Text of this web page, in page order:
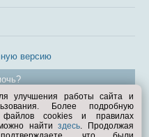
версию
улучшения работы сайта и
Более подробную
cookies и правилах
найтиздесь. Продолжая